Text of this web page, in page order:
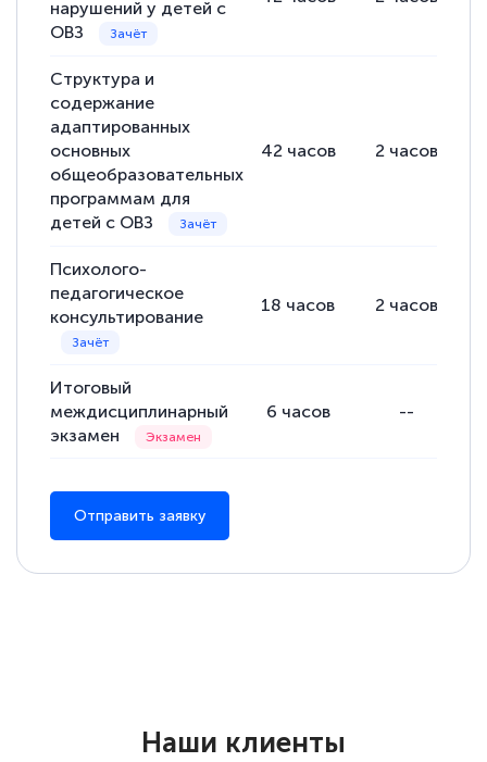
Евгения Коротких
Знаток города 2 уровня
Спасибо большое Академии! Грамотное,
вежливое сопровождение! Всё чётко и
понятно! Проходила повышение
квалификации. Ещё раз - СПАСИБО!
Елена Петрикс
Знаток города 5 уровня
Всем добрый день! Я прошла курс
повышени каалификации по
нарушений у детей с
ОВЗ
Структура и
содержание
адаптированных
основных
общеобразовательных
программам для
детей с ОВЗ
42 часов 2 часов
Психолого-
педагогическое
консультирование
18 часов 2 часов
Итоговый
междисциплинарный
экзамен
6 часов --
Отправить заявку
Наши клиенты